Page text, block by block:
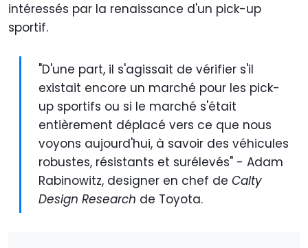
intéressés par la renaissance d'un pick-up
sportif.
"D'une part, il s'agissait de vérifier s'il
existait encore un marché pour les pick-
up sportifs ou si le marché s'était
entièrement déplacé vers ce que nous
voyons aujourd'hui, à savoir des véhicules
robustes, résistants et surélevés" - Adam
Rabinowitz, designer en chef de Calty
Design Research de Toyota.